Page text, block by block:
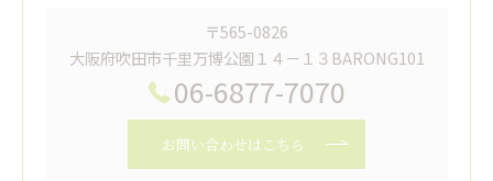
〒565-0826
大阪府吹田市千里万博公園１４－１３BARONG101
06-6877-7070
お問い合わせはこちら